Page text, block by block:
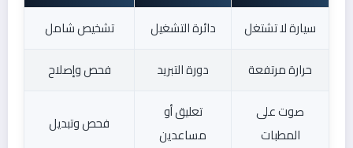
سيارة لا تشتغل
دائرة التشغيل
تشخيص شامل
حرارة مرتفعة
دورة التبريد
فحص وإصلاح
صوت على
المطبات
تعليق أو
مساعدين
فحص وتبديل